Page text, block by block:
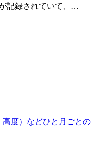
記録されていて、…